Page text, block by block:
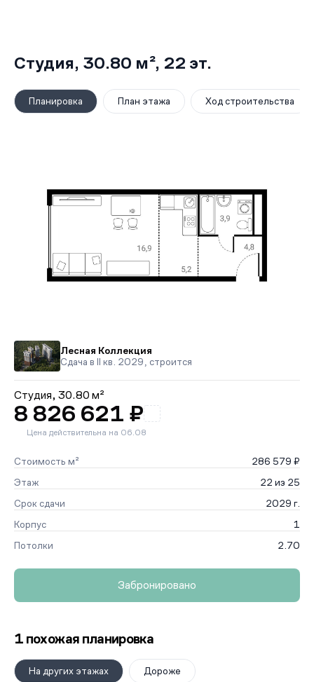
Студия, 30.80 м², 22 эт.
Планировка План этажа Ход строительства
Лесная Коллекция
Сдача в II кв. 2029, строится
Студия, 30.80 м²
8 826 621 ₽
Цена действительна на 06.08
Стоимость м²
286 579 ₽
Этаж
22 из 25
Срок сдачи
2029 г.
Корпус
1
Потолки
2.70
Забронировано
1 похожая планировка
На других этажах Дороже